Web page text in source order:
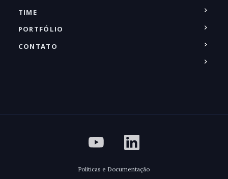
TIME
PORTFÓLIO
CONTATO
Políticas e Documentação